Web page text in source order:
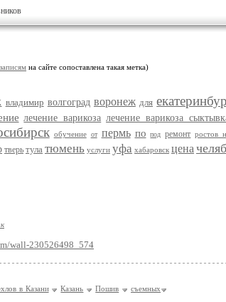
на сайте сопоставлена такая метка)
владимир волгоград воронеж для
лечение варикоза лечение варикоза
обучение от пермь по под ремонт ростов
тверь тула тюмень услуги уфа хабаровск цена
wall-230526498_574
в Казани Казань Пошив
съемных